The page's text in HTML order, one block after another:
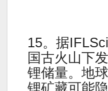
15。据
国古火山下
锂储量。地